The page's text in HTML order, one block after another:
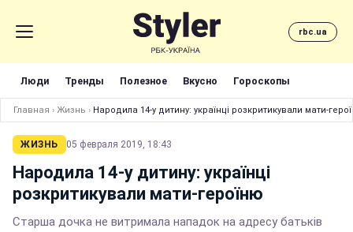
rbc.ua
Люди Тренды Полезное Вкусно Гороскопы
Главная › Жизнь › Народила 14-у дитину: українці розкритикували мати-
ЖИЗНЬ 05 февраля 2019, 18:43
Народила 14-у дитину: українці
розкритикували мати-героїню
Старша дочка не витримала нападок на адресу батьків